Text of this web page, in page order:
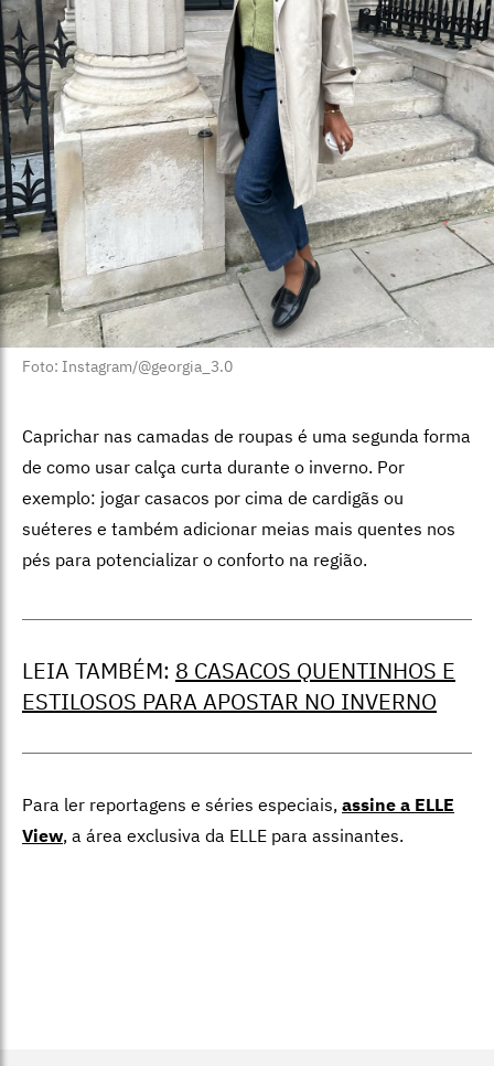
Foto: Instagram/@georgia_3.0
Caprichar nas camadas de roupas é uma segunda forma
de como usar calça curta durante o inverno. Por
exemplo: jogar casacos por cima de cardigãs ou
suéteres e também adicionar meias mais quentes nos
pés para potencializar o conforto na região.
LEIA TAMBÉM: 8 CASACOS QUENTINHOS E
ESTILOSOS PARA APOSTAR NO INVERNO
Para ler reportagens e séries especiais, assine a ELLE
View, a área exclusiva da ELLE para assinantes.